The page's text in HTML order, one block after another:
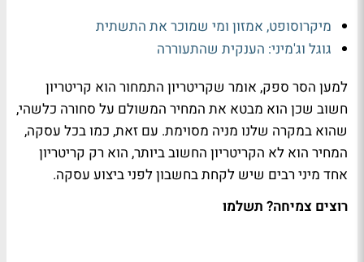
מיקרוסופט, אמזון ומי שמוכר את התשתית
גוגל וג'מיני: הענקית שהתעוררה
למען הסר ספק, אומר שקריטריון התמחור הוא קריטריון
חשוב שכן הוא מבטא את המחיר המשולם על סחורה כלשהי,
שהוא במקרה שלנו מניה מסוימת. עם זאת, כמו בכל עסקה,
המחיר הוא לא הקריטריון החשוב ביותר, הוא רק קריטריון
אחד מיני רבים שיש לקחת בחשבון לפני ביצוע עסקה.
רוצים צמיחה? תשלמו